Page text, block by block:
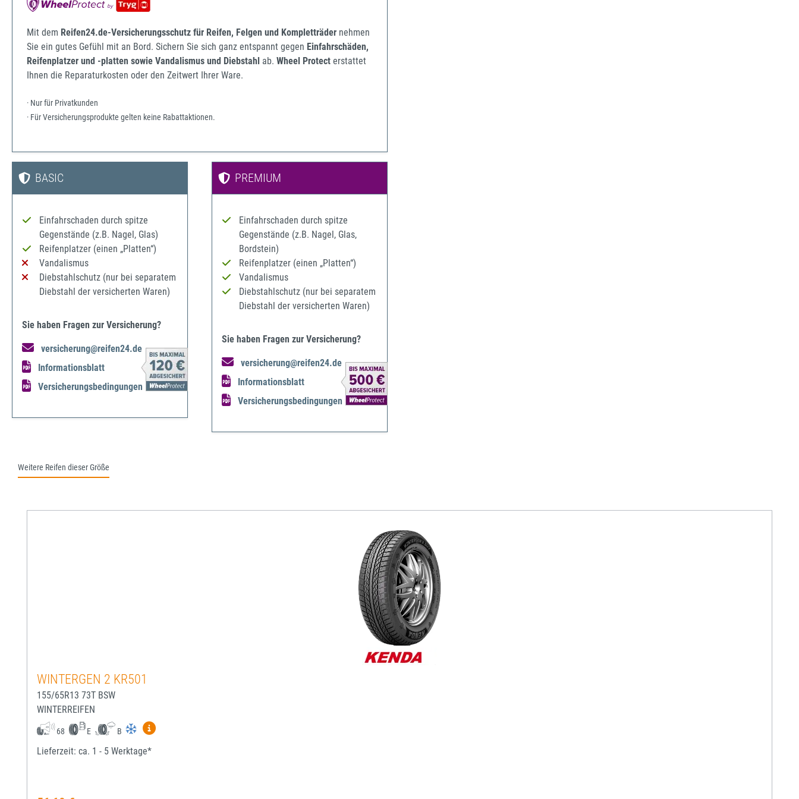
Mit dem Reifen24.de-Versicherungsschutz für Reifen, Felgen und Kompletträder nehmen
Sie ein gutes Gefühl mit an Bord. Sichern Sie sich ganz entspannt gegen Einfahrschäden,
Reifenplatzer und -platten sowie Vandalismus und Diebstahl ab. Wheel Protect erstattet
Ihnen die Reparaturkosten oder den Zeitwert Ihrer Ware.
· Nur für Privatkunden
· Für Versicherungsprodukte gelten keine Rabattaktionen.
BASIC
Einfahrschaden durch spitze
Gegenstände (z.B. Nagel, Glas)
Reifenplatzer (einen „Platten“)
Vandalismus
Diebstahlschutz (nur bei separatem
Diebstahl der versicherten Waren)
Sie haben Fragen zur Versicherung?
versicherung@reifen24.de
Informationsblatt
Versicherungsbedingungen
PREMIUM
Einfahrschaden durch spitze
Gegenstände (z.B. Nagel, Glas,
Bordstein)
Reifenplatzer (einen „Platten“)
Vandalismus
Diebstahlschutz (nur bei separatem
Diebstahl der versicherten Waren)
Sie haben Fragen zur Versicherung?
versicherung@reifen24.de
Informationsblatt
Versicherungsbedingungen
Weitere Reifen dieser Größe
WINTERGEN 2 KR501
155/65R13 73T BSW
WINTERREIFEN
68 E B
Mehr Informationen zum EU-Reifenlabel anzeigen
Lieferzeit: ca. 1 - 5 Werktage*